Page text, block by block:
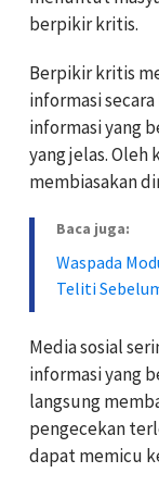
berpikir kritis.
Berpikir kritis
informasi
informasi yang
yang jelas.
membiasakan
Baca juga:
Waspada
Teliti
Media sosial
informasi yang
langsung
pengecekan
dapat memicu